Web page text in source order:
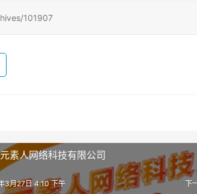
101907
素人网络科技有限公司
下
3月27日 4:10 下午